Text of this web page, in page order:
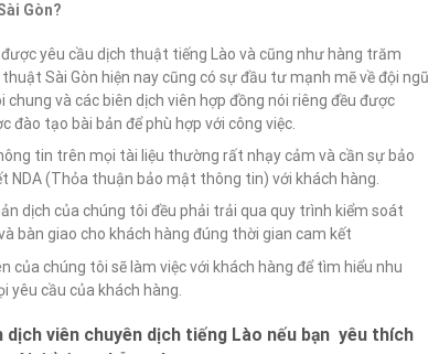
Gòn?
yêu cầu dịch thuật tiếng Lào và cũng như hàng trăm
Sài Gòn hiện nay cũng có sự đầu tư mạnh mẽ về đội ngũ
và các biên dịch viên hợp đồng nói riêng đều được
đào tạo bài bản để phù hợp với công việc.
tin trên mọi tài liệu thường rất nhạy cảm và cần sự bảo
NDA (Thỏa thuận bảo mật thông tin) với khách hàng.
dịch của chúng tôi đều phải trải qua quy trình kiểm soát
bàn giao cho khách hàng đúng thời gian cam kết
của chúng tôi sẽ làm việc với khách hàng để tìm hiểu nhu
yêu cầu của khách hàng.
viên chuyên dịch tiếng Lào nếu bạn yêu thích